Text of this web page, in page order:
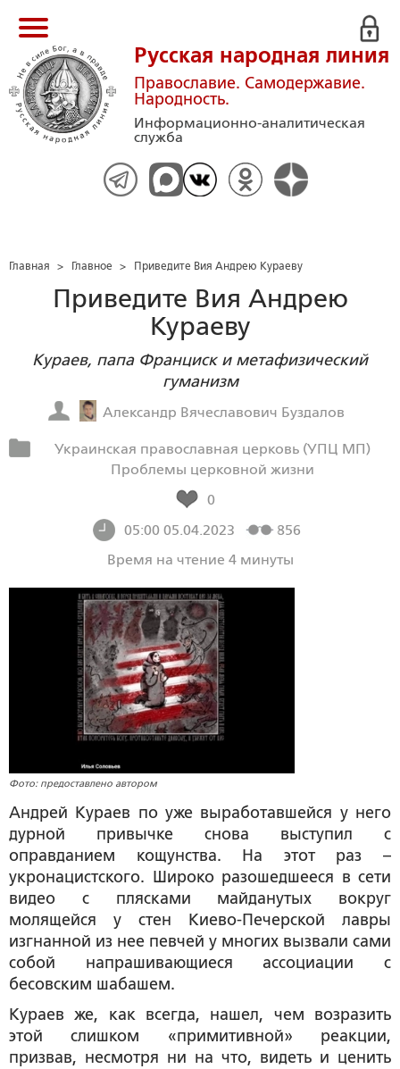
Русская народная линия
Православие. Самодержавие.
Народность.
Информационно-аналитическая
служба
Главная > Главное > Приведите Вия Андрею Кураеву
Приведите Вия Андрею
Кураеву
Кураев, папа Франциск и метафизический
гуманизм
Александр Вячеславович Буздалов
Украинская православная церковь (УПЦ МП)
Проблемы церковной жизни
0
05:00 05.04.2023
856
Время на чтение 4 минуты
Фото: предоставлено автором
Андрей Кураев по уже выработавшейся у него
дурной привычке снова выступил с
оправданием кощунства. На этот раз –
укронацистского. Широко разошедшееся в сети
видео с плясками майданутых вокруг
молящейся у стен Киево-Печерской лавры
изгнанной из нее певчей у многих вызвали сами
собой напрашивающиеся ассоциации с
бесовским шабашем.
Кураев же, как всегда, нашел, чем возразить
этой слишком «примитивной» реакции,
призвав, несмотря ни на что, видеть и ценить